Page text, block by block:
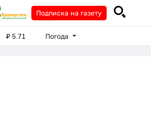
Подписка на газету
₽5.71 Погода